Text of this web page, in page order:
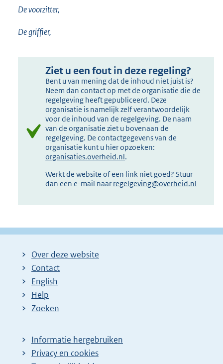
De voorzitter,
De griffier,
Ziet u een fout in deze regeling?
Bent u van mening dat de inhoud niet juist is?
Neem dan contact op met de organisatie die de
regelgeving heeft gepubliceerd. Deze
organisatie is namelijk zelf verantwoordelijk
voor de inhoud van de regelgeving. De naam
van de organisatie ziet u bovenaan de
regelgeving. De contactgegevens van de
organisatie kunt u hier opzoeken:
organisaties.overheid.nl.
Werkt de website of een link niet goed? Stuur
dan een e-mail naar regelgeving@overheid.nl
Over deze website
Contact
English
Help
Zoeken
Informatie hergebruiken
Privacy en cookies